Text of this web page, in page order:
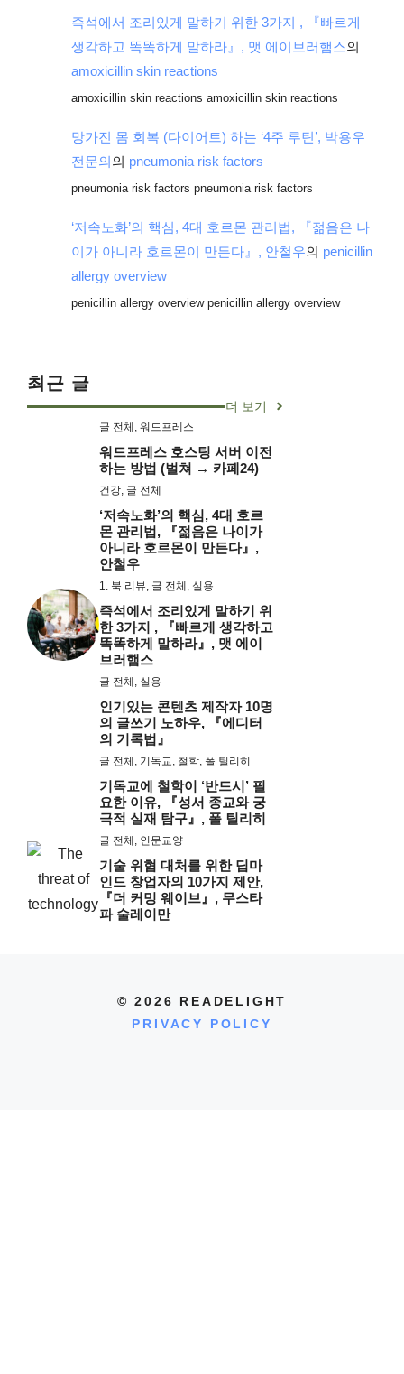
즉석에서 조리있게 말하기 위한 3가지 , 『빠르게
생각하고 똑똑하게 말하라』, 맷 에이브러햄스의
amoxicillin skin reactions
amoxicillin skin reactions amoxicillin skin reactions
망가진 몸 회복 (다이어트) 하는 ‘4주 루틴’, 박용우
전문의의 pneumonia risk factors
pneumonia risk factors pneumonia risk factors
‘저속노화’의 핵심, 4대 호르몬 관리법, 『젊음은 나
이가 아니라 호르몬이 만든다』, 안철우의 penicillin
allergy overview
penicillin allergy overview penicillin allergy overview
최근 글
더 보기
글 전체 워드프레스
워드프레스 호스팅 서버 이전
하는 방법 (벌쳐 → 카페24)
건강 글 전체
‘저속노화’의 핵심, 4대 호르
몬 관리법, 『젊음은 나이가
아니라 호르몬이 만든다』,
안철우
1. 북 리뷰 글 전체 실용
즉석에서 조리있게 말하기 위
한 3가지 , 『빠르게 생각하고
똑똑하게 말하라』, 맷 에이
브러햄스
글 전체 실용
인기있는 콘텐츠 제작자 10명
의 글쓰기 노하우, 『에디터
의 기록법』
글 전체 기독교 철학 폴 틸리히
기독교에 철학이 ‘반드시’ 필
요한 이유, 『성서 종교와 궁
극적 실재 탐구』, 폴 틸리히
글 전체 인문교양
기술 위협 대처를 위한 딥마
인드 창업자의 10가지 제안,
『더 커밍 웨이브』, 무스타
파 술레이만
© 2026 READELIGHT
PRIVACY POLICY